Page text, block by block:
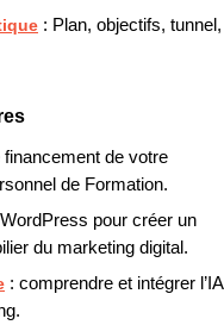
: Plan, objectifs, tunnel,
de votre
de Formation.
pour créer un
du marketing digital.
: comprendre et intégrer l’IA